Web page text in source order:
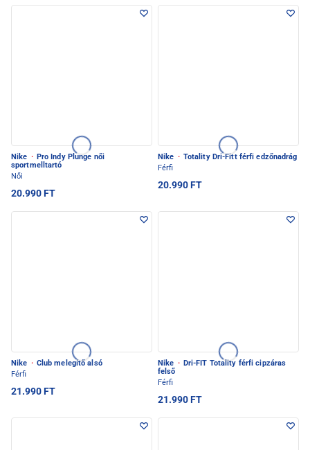
Nike · Pro Indy Plunge női
sportmelltartó
Női
20.990 FT
Nike · Totality Dri-Fitt férfi edzőnadrág
Férfi
20.990 FT
Nike · Club melegítő alsó
Férfi
21.990 FT
Nike · Dri-FIT Totality férfi cipzáras
felső
Férfi
21.990 FT